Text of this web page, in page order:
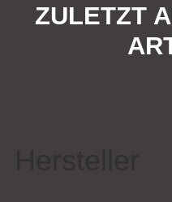
ZULETZT